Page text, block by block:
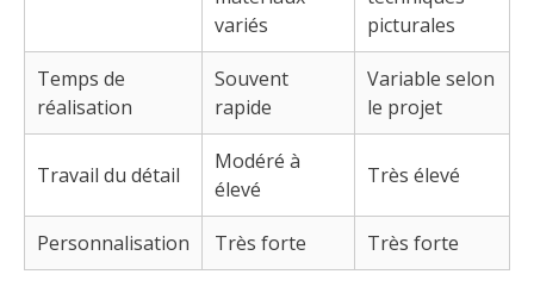
variés
picturales
Temps de
réalisation
Souvent
rapide
Variable selon
le projet
Travail du détail
Modéré à
élevé
Très élevé
Personnalisation Très forte Très forte